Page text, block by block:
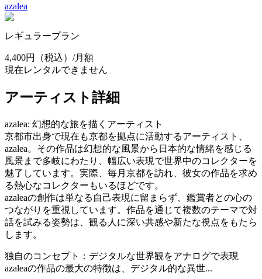
azalea
レギュラープラン
4,400円
（税込）/月額
現在レンタルできません
アーティスト詳細
azalea: 幻想的な旅を描くアーティスト
京都市出身で現在も京都を拠点に活動するアーティスト、
azalea。その作品は幻想的な風景から日本的な情緒を感じる
風景まで多岐にわたり、幅広い表現で世界中のコレクターを
魅了しています。実際、毎月京都を訪れ、彼女の作品を求め
る熱心なコレクターもいるほどです。
azaleaの創作は単なる自己表現に留まらず、鑑賞者との心の
つながりを重視しています。作品を通じて複数のテーマで対
話を試みる姿勢は、観る人に深い共感や新たな視点をもたら
します。
独自のコンセプト：デジタルな世界観をアナログで表現
azaleaの作品の最大の特徴は、デジタル的な異世...